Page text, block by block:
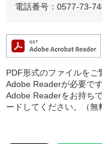
電話番号：0577-73-
PDF形式のファイルを
Adobe Readerが必要です
Adobe Readerをお持ち
ードしてください。（無